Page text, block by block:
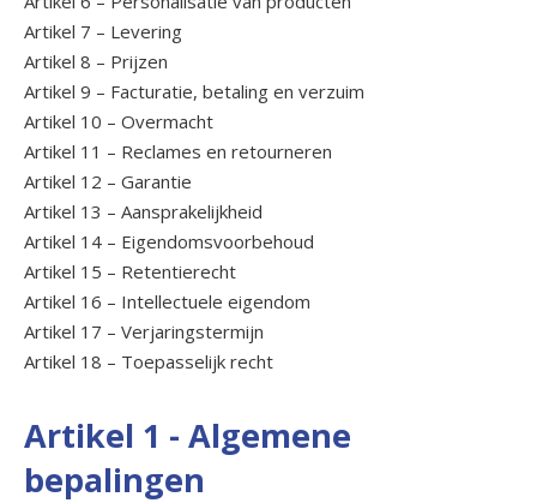
Artikel 7 – Levering
Artikel 8 – Prijzen
Artikel 9 – Facturatie, betaling en verzuim
Artikel 10 – Overmacht
Artikel 11 – Reclames en retourneren
Artikel 12 – Garantie
Artikel 13 – Aansprakelijkheid
Artikel 14 – Eigendomsvoorbehoud
Artikel 15 – Retentierecht
Artikel 16 – Intellectuele eigendom
Artikel 17 – Verjaringstermijn
Artikel 18 – Toepasselijk recht
Artikel 1 - Algemene
bepalingen